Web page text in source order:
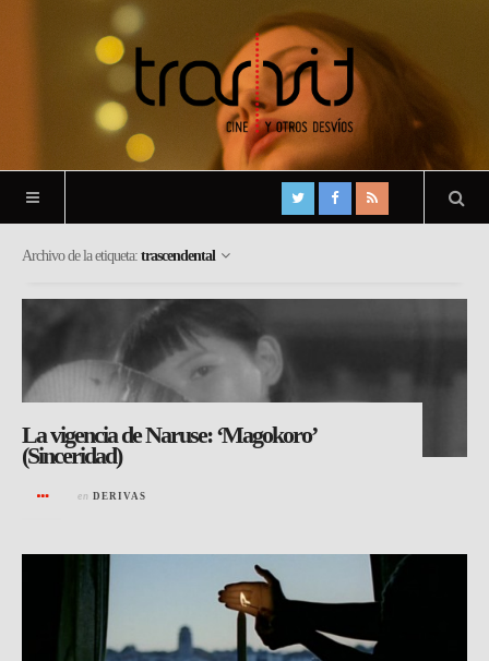
Archivo de la etiqueta: trascendental
La vigencia de Naruse: ‘Magokoro’
(Sinceridad)
en DERIVAS